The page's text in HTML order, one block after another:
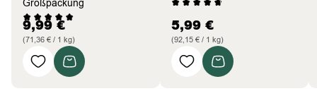
Großpackung
9,99€
(71,36 € / 1 kg)
5,99 €
(92,15 € / 1 kg)